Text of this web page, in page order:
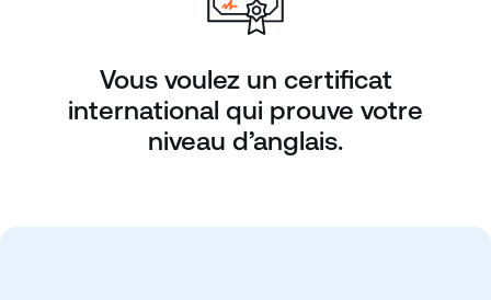
Vous voulez un certificat
international qui prouve votre
niveau d’anglais.